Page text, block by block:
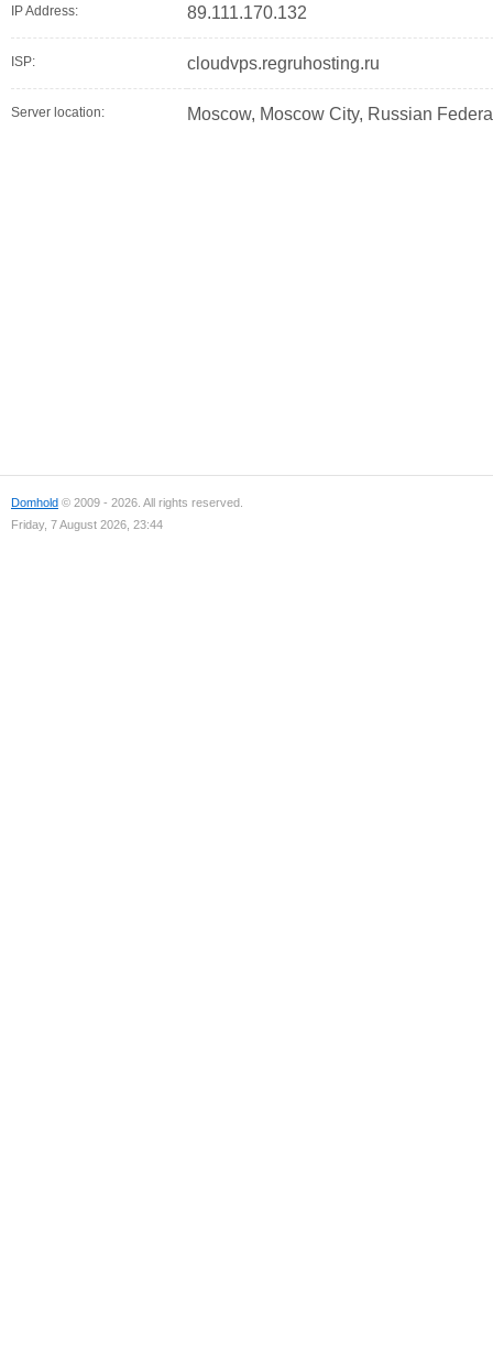
IP Address: 89.111.170.132
ISP: cloudvps.regruhosting.ru
Server location: Moscow, Moscow City, Russian
Domhold © 2009 - 2026. All rights reserved.
Friday, 7 August 2026, 23:44